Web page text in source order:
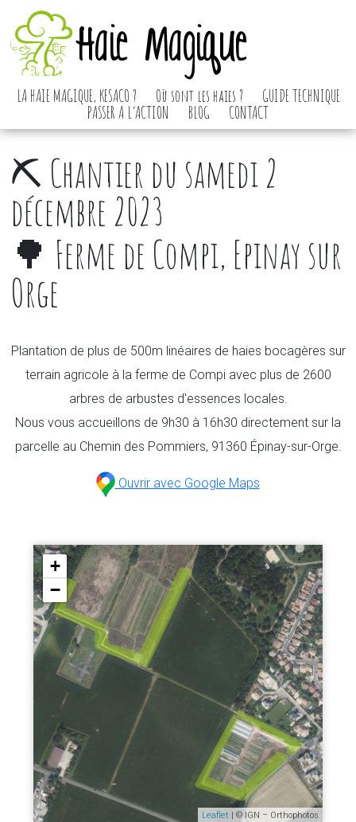
Haie Magique
LA HAIE MAGIQUE, KESACO ? Où sont les haies ?
GUIDE TECHNIQUE
PASSER A L’ACTION
BLOG CONTACT
⛏️ Chantier du samedi 2
décembre 2023
🌳 Ferme de Compi, Epinay sur
Orge
Plantation de plus de 500m linéaires de haies bocagères sur
terrain agricole à la ferme de Compi avec plus de 2600
arbres de arbustes d'essences locales.
Nous vous accueillons de 9h30 à 16h30 directement sur la
parcelle au Chemin des Pommiers, 91360 Épinay-sur-Orge.
Ouvrir avec Google Maps
+
−
Leaflet | © IGN – Orthophotos